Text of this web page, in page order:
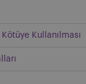
Kullanılması